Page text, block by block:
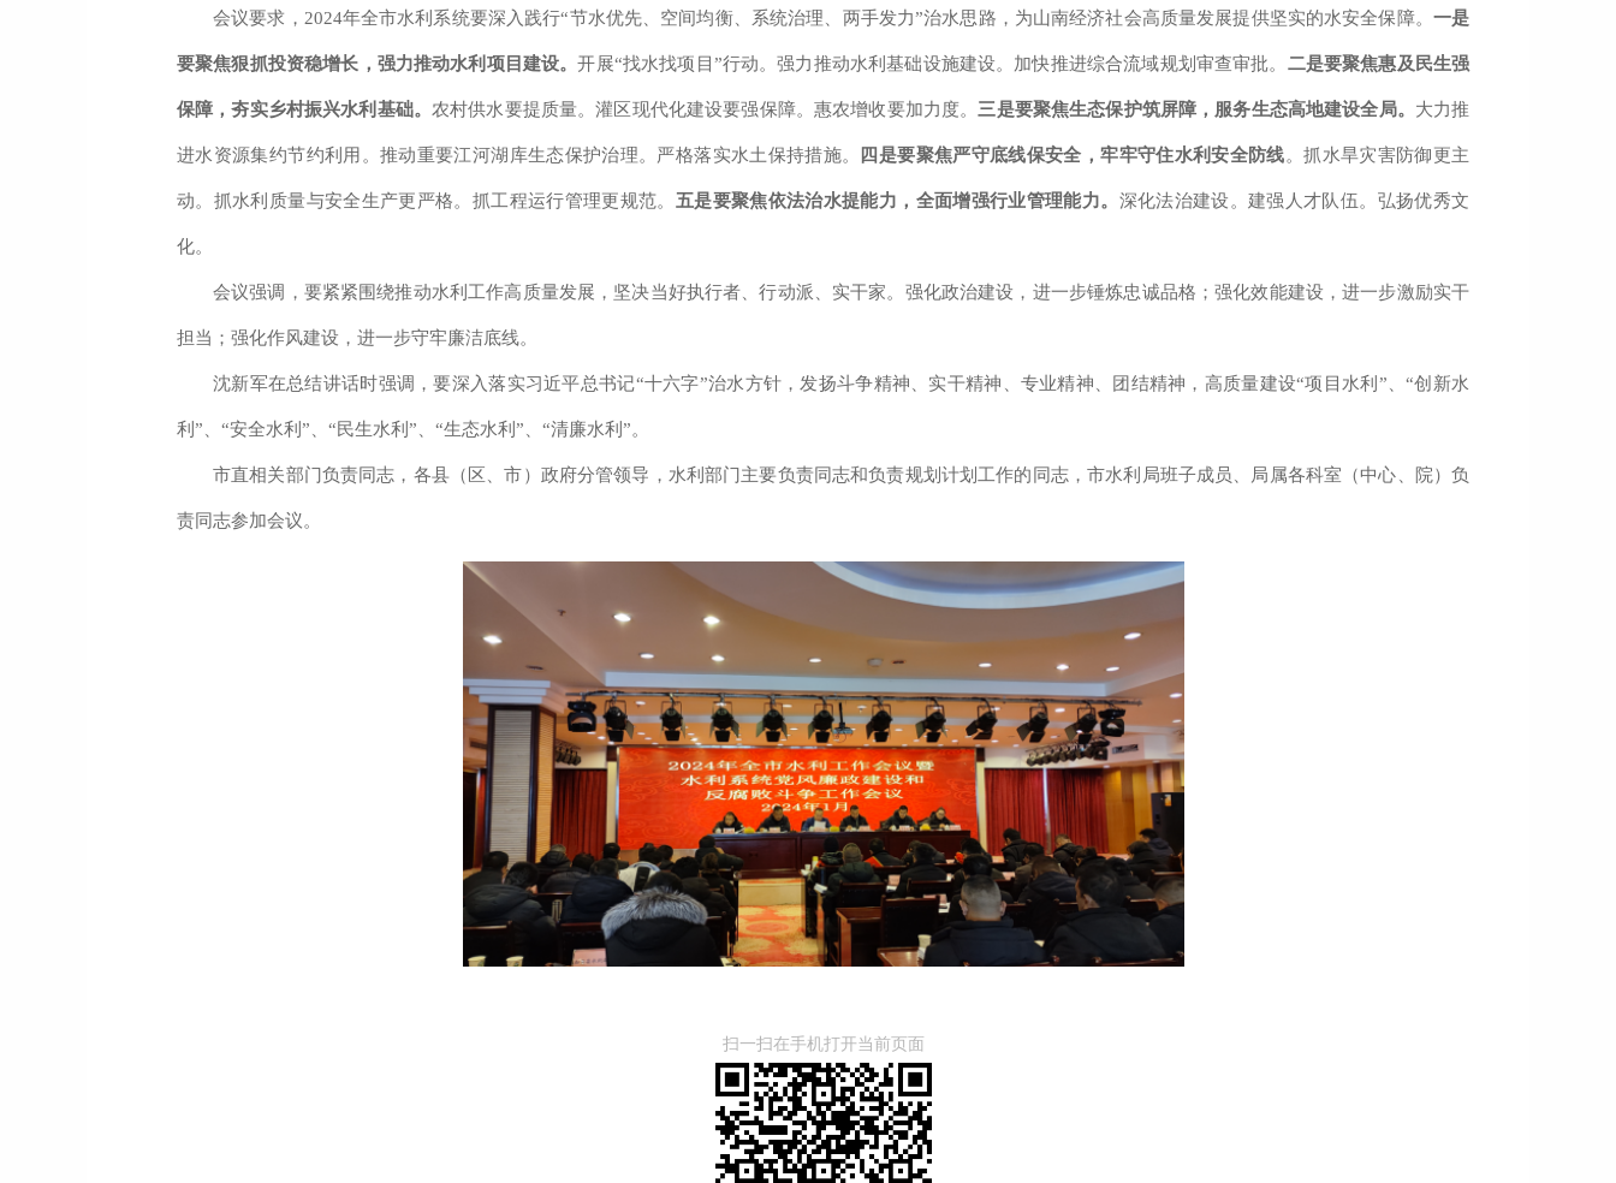
会议要求， 2024年全市水利系统要深入践行“节水优先、空间均衡、系统治理、两手发力”治水思路，为山南经济社会高质量发展提供坚实的水安全保障。 一是
要聚焦狠抓投资稳增长，强力推动水利项目建设。开展“找水找项目”行动。强力推动水利基础设施建设。 加快推进综合流域规划审查审批。 二是要聚焦惠及民生强
保障，夯实乡村振兴水利基础。 农村供水要提质量。灌区现代化建设要强保障。惠农增收要加力度。 三是要聚焦生态保护筑屏障，服务生态高地建设全局。 大力推
进水资源集约节约利用。 推动重要江河湖库生态保护治理。 严格落实水土保持措施。 四是要聚焦严守底线保安全，牢牢守住水利安全防线。抓水旱灾害防御更主
动。抓水利质量与安全生产更严格。抓工程运行管理更规范。 五是要聚焦依法治水提能力，全面增强行业管理能力。 深化法治建设。建强人才队伍。弘扬优秀文
化。
会议强调，要紧紧围绕推动水利工作高质量发展，坚决当好执行者、行动派、实干家。强化政治建设，进一步锤炼忠诚品格 ； 强化效能建设，进一步激励实干
担当 ； 强化作风建设，进一步守牢廉洁底线。
沈新军在总结讲话时强调，要深入落实习近平总书记“十六字”治水方针，发扬斗争精神、实干精神、专业精神、团结精神，高质量建设“项目水利 ” 、“创新水
利 ” “安全水利 ” “民生水利 ” “生态水利 ” “清廉水利 ”。
市直相关部门负责同志， 各县（区、市）政府分管领导， 水利部门 主要负责同志和负责规划计划工作的同志，市水利局班子成员、 局属各科室（中心、院）负
责同志参加会议。
扫一扫在手机打开当前页面